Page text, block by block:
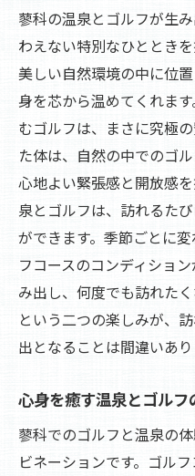
リラックスした
温泉でリフレッ
蓼科の温泉で心
リラックスした
温泉の恵みとゴルフ
蓼科で味わう温
温泉の癒しとゴ
蓼科で温泉とゴ
き
ゴルフの爽快感
蓼科の魅力を引
温泉の恵みとゴ
蓼科の温泉とゴルフが生
わえない特別なひととき
美しい自然環境の中に位
身を芯から温めてくれま
むゴルフは、まさに究極
た体は、自然の中でのゴ
心地よい緊張感と開放感
泉とゴルフは、訪れるた
ができます。季節ごとに
フコースのコンディショ
み出し、何度でも訪れた
という二つの楽しみが、
出となることは間違いあり
心身を癒す温泉とゴル
蓼科でのゴルフと温泉の
ビネーションです。ゴル